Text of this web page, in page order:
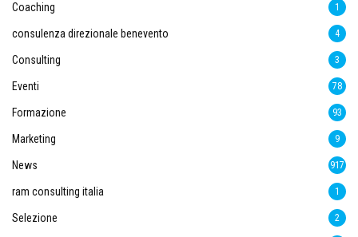
Coaching 1
consulenza direzionale benevento 4
Consulting 3
Eventi 78
Formazione 93
Marketing 9
News 917
ram consulting italia 1
Selezione 2